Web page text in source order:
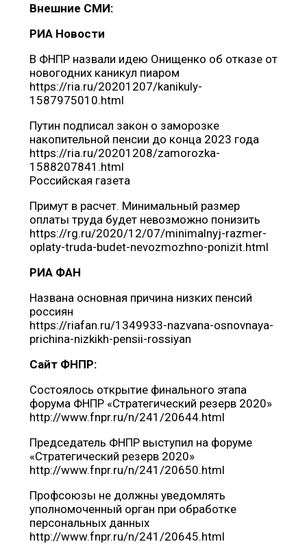
Внешние СМИ:
РИА Новости
В ФНПР назвали идею Онищенко об отказе от
новогодних каникул пиаром
https://ria.ru/20201207/kanikuly-
1587975010.html
Путин подписал закон о заморозке
накопительной пенсии до конца 2023 года
https://ria.ru/20201208/zamorozka-
1588207841.html
Российская газета
Примут в расчет. Минимальный размер
оплаты труда будет невозможно понизить
https://rg.ru/2020/12/07/minimalnyj-razmer-
oplaty-truda-budet-nevozmozhno-ponizit.html
РИА ФАН
Названа основная причина низких пенсий
россиян
https://riafan.ru/1349933-nazvana-osnovnaya-
prichina-nizkikh-pensii-rossiyan
Сайт ФНПР:
Состоялось открытие финального этапа
форума ФНПР «Стратегический резерв 2020»
http://www.fnpr.ru/n/241/20644.html
Председатель ФНПР выступил на форуме
«Стратегический резерв 2020»
http://www.fnpr.ru/n/241/20650.html
Профсоюзы не должны уведомлять
уполномоченный орган при обработке
персональных данных
http://www.fnpr.ru/n/241/20645.html